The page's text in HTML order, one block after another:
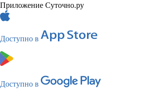
Приложение Суточно.ру
Доступно в
Доступно в